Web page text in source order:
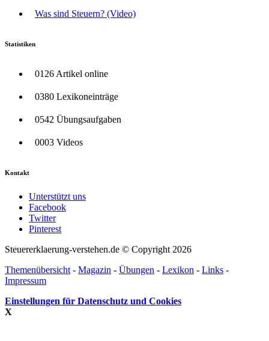
Was sind Steuern? (Video)
Statistiken
0126 Artikel online
0380 Lexikoneinträge
0542 Übungsaufgaben
0003 Videos
Kontakt
Unterstützt uns
Facebook
Twitter
Pinterest
Steuererklaerung-verstehen.de © Copyright 2026
Themenübersicht - Magazin - Übungen - Lexikon - Links -
Impressum
Einstellungen für Datenschutz und Cookies
X